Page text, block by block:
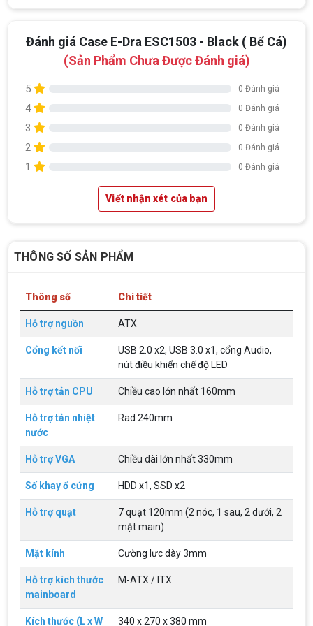
Đánh giá Case E-Dra ESC1503 - Black ( Bể Cá)
(Sản Phẩm Chưa Được Đánh giá)
5 0 Đánh giá
4 0 Đánh giá
3 0 Đánh giá
2 0 Đánh giá
1 0 Đánh giá
Viết nhận xét của bạn
THÔNG SỐ SẢN PHẨM
Thông số Chi tiết
Hỗ trợ nguồn ATX
Cổng kết nối
USB 2.0 x2, USB 3.0 x1, cổng Audio,
nút điều khiển chế độ LED
Hỗ trợ tản CPU Chiều cao lớn nhất 160mm
Hỗ trợ tản nhiệt
nước
Rad 240mm
Hỗ trợ VGA Chiều dài lớn nhất 330mm
Số khay ổ cứng HDD x1, SSD x2
Hỗ trợ quạt
7 quạt 120mm (2 nóc, 1 sau, 2 dưới, 2
mặt main)
Mặt kính Cường lực dày 3mm
Hỗ trợ kích thước
mainboard
M-ATX / ITX
Kích thước (L x W
340 x 270 x 380 mm
với tuổi thơ của game thủ Việt vào những
năm 2000
Top 18 tựa game PC huyền thoại gắn liền với tuổi
thơ của game thủ Việt vào những năm 2000
Hãng ASRock Công Bố 2 dòng Card Đồ
ASRock Công Bố Series Cạc Đồ Họa AMD
Nên Hay Không Dùng Tivi Thay Cho Màn
Hình Máy Tính?
dụng tivi để làm màn hình máy tính hay không? Vì
giữa màn hình máy tính và tivi có rất nhiều sự
khác biệt, nên chúng ta cần cân nhắc trước khi
chọn thiết bị này thay thế thiết bị kia
TÍNH NGUYỄN THẮNG
1. Điều kiện trả góp Công dân Việt Nam, độ tuổi
20-60 (nam), 20-55 (nữ). Có CCCD/Thẻ Căn cước
tại các tổ chức tín dụng.